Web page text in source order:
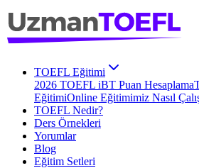
TOEFL Eğitimi
2026 TOEFL iBT Puan Hesaplama
EğitimiOnline Eğitimimiz Nasıl
TOEFL Nedir?
Ders Örnekleri
Yorumlar
Blog
Eğitim Setleri